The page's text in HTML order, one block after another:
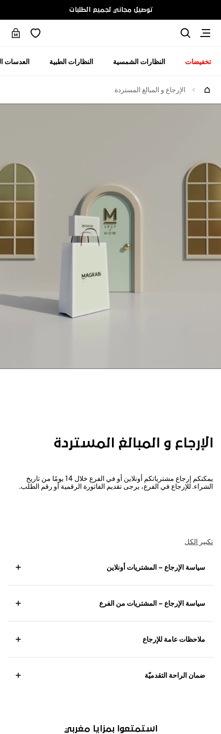
توصيل مجاني لجميع الطلبات
تخفيضات النظارات الشمسية النظارات الطبية العدسات
الإرجاع و المبالغ المستردة
الإرجاع و المبالغ المستردة
يمكنكم إرجاع مشترياتكم أونلاين أو في الفرع خلال 14 يومًا من تاريخ
الشراء. للإرجاع في الفرع، يرجى تقديم الفاتورة الرقمية أو رقم الطلب.
تكبير الكل
سياسة الإرجاع – المشتريات أونلاين
سياسة الإرجاع – المشتريات من الفرع
ملاحظات عامة للإرجاع
ضمان الراحة التقدميّة
استمتعوا بمزايا مغربي